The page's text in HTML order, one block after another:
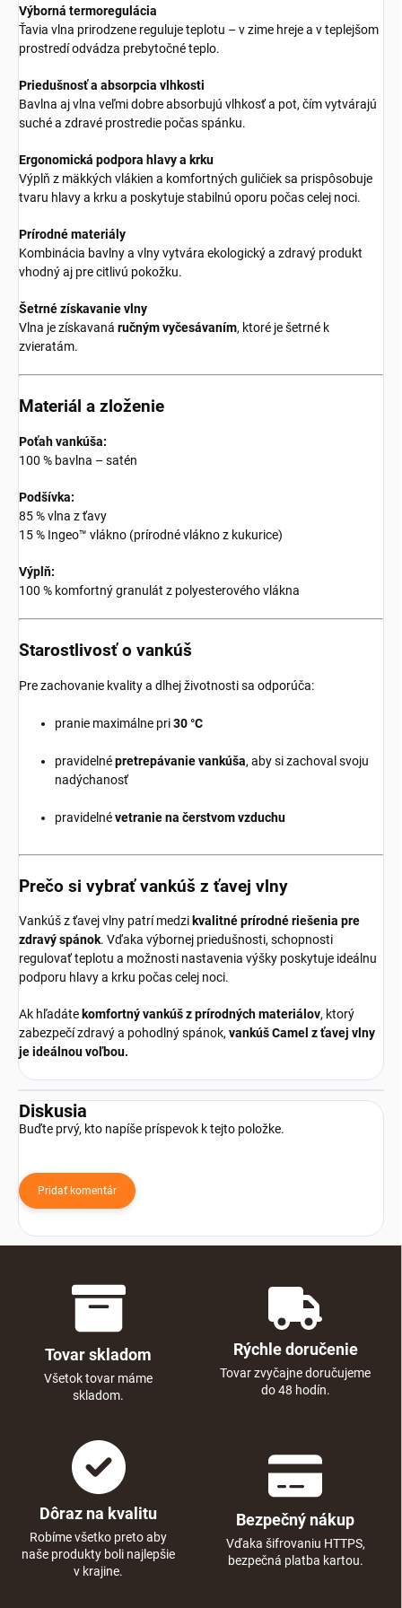
Výborná termoregulácia
Ťavia vlna prirodzene reguluje teplotu – v zime hreje a v teplejšom
prostredí odvádza prebytočné teplo.
Priedušnosť a absorpcia vlhkosti
Bavlna aj vlna veľmi dobre absorbujú vlhkosť a pot, čím vytvárajú
suché a zdravé prostredie počas spánku.
Ergonomická podpora hlavy a krku
Výplň z mäkkých vlákien a komfortných guličiek sa prispôsobuje
tvaru hlavy a krku a poskytuje stabilnú oporu počas celej noci.
Prírodné materiály
Kombinácia bavlny a vlny vytvára ekologický a zdravý produkt
vhodný aj pre citlivú pokožku.
Šetrné získavanie vlny
Vlna je získavaná ručným vyčesávaním, ktoré je šetrné k
zvieratám.
Materiál a zloženie
Poťah vankúša:
100 % bavlna – satén
Podšívka:
85 % vlna z ťavy
15 % Ingeo™ vlákno (prírodné vlákno z kukurice)
Výplň:
100 % komfortný granulát z polyesterového vlákna
Starostlivosť o vankúš
Pre zachovanie kvality a dlhej životnosti sa odporúča:
pranie maximálne pri30 °C
pravidelnépretrepávanie vankúša, aby si zachoval svoju
nadýchanosť
pravidelnévetranie na čerstvom vzduchu
Prečo si vybrať vankúš z ťavej vlny
Vankúš z ťavej vlny patrí medzi kvalitné prírodné riešenia pre
zdravý spánok. Vďaka výbornej priedušnosti, schopnosti
regulovať teplotu a možnosti nastavenia výšky poskytuje ideálnu
podporu hlavy a krku počas celej noci.
Ak hľadáte komfortný vankúš z prírodných materiálov, ktorý
zabezpečí zdravý a pohodlný spánok, vankúš Camel z ťavej vlny
je ideálnou voľbou.
Diskusia
Buďte prvý, kto napíše príspevok k tejto položke.
Pridať komentár
Tovar skladom
Všetok tovar máme
skladom.
Rýchle doručenie
Tovar zvyčajne doručujeme
do 48 hodín.
Dôraz na kvalitu
Robíme všetko preto aby
naše produkty boli najlepšie
v krajine.
Bezpečný nákup
Vďaka šifrovaniu HTTPS,
bezpečná platba kartou.